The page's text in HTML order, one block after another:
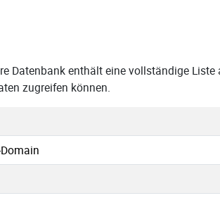
Datenbank enthält eine vollständige Liste
zugreifen können.